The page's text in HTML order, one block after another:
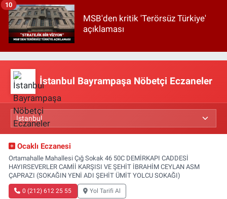
MSB'den kritik 'Terörsüz Türkiye'
açıklaması
10
İstanbul Bayrampaşa Nöbetçi Eczaneler
Ocaklı Eczanesi
Ortamahalle Mahallesi Çığ Sokak 46 50C DEMİRKAPI CADDESİ
HAYIRSEVERLER CAMİİ KARŞISI VE ŞEHİT İBRAHİM CEYLAN ASM
ÇAPRAZI (SOKAĞIN YENİ ADI ŞEHİT ÜMİT YOLCU SOKAĞI)
0 (212) 612 25 55 Yol Tarifi Al